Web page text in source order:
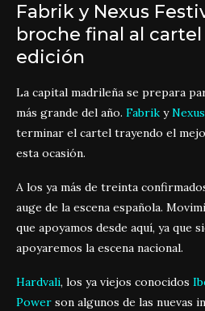
Fabrik y Nexus
broche final al
edición
La capital madrileña se prepara
más grande del año. Fabrik y
terminar el cartel trayendo el
esta ocasión.
A los ya más de treinta
auge de la escena española.
que apoyamos desde aquí, ya que
apoyaremos la escena nacional.
Hardvali, los ya viejos conocidos
Power son algunos de las nuevas